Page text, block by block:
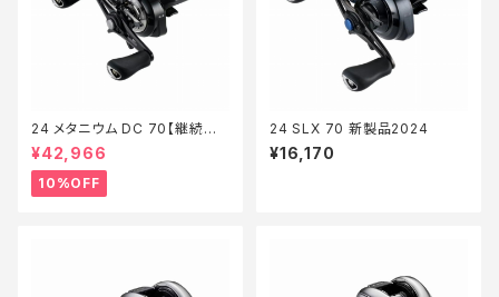
24 メタニウム DC 70【継続セ
ール_リール】【10】
¥42,966
10%OFF
24 SLX 70 新製品2024
¥16,170